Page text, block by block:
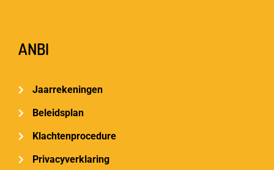
ANBI
Jaarrekeningen
Beleidsplan
Klachtenprocedure
Privacyverklaring